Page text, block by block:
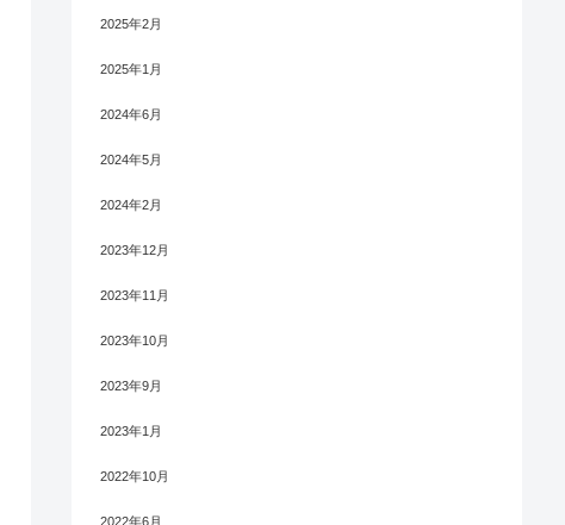
2025年2月
2025年1月
2024年6月
2024年5月
2024年2月
2023年12月
2023年11月
2023年10月
2023年9月
2023年1月
2022年10月
2022年6月